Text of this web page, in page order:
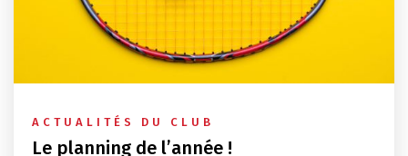
ACTUALITÉS DU CLUB
Le planning de l’année !